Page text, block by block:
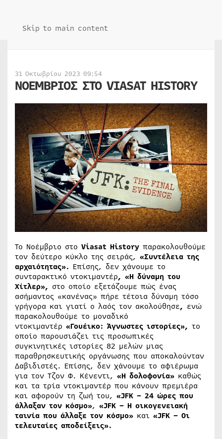
Skip to main content
31 Οκτωβρίου 2023 09:54
ΝΟΕΜΒΡΙΟΣ ΣΤΟ VIASAT HISTORY
Το Νοέμβριο στο Viasat History παρακολουθούμε
τον δεύτερο κύκλο της σειράς, «Συντέλεια της
αρχαιότητας». Επίσης, δεν χάνουμε το
συνταρακτικό ντοκιμαντέρ, «Η δύναμη του
Χίτλερ», στο οποίο εξετάζουμε πώς ένας
ασήμαντος «κανένας» πήρε τέτοια δύναμη τόσο
γρήγορα και γιατί ο λαός τον ακολούθησε, ενώ
παρακολουθούμε το μοναδικό
ντοκιμαντέρ «Γουέικο: Άγνωστες ιστορίες», το
οποίο παρουσιάζει τις προσωπικές
συγκινητικές ιστορίες 82 μελών μιας
παραθρησκευτικής οργάνωσης που αποκαλούνταν
Δαβιδιστές. Επίσης, δεν χάνουμε το αφιέρωμα
για τον Τζον Φ. Κένεντι, «Η δολοφονία» καθώς
και τα τρία ντοκιμαντέρ που κάνουν πρεμιέρα
και αφορούν τη ζωή του, «JFK – 24 ώρες που
άλλαξαν τον κόσμο», «JFK – Η οικογενειακή
ταινία που άλλαξε τον κόσμο» και «JFK – Οι
τελευταίες αποδείξεις».